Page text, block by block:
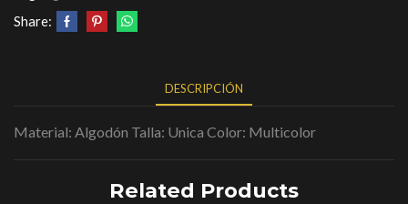
Share:
DESCRIPCIÓN
Material: Algodón Talla: Unica Color: Multicolor
Related Products